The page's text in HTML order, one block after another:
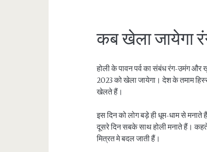
कब खेला जायेगा
होली के पावन पर्व का संबंध रंग-उमंग और
2023 को खेला जायेगा। देश के तमाम
खेलते हैं।
इस दिन को लोग बड़े ही धूम-धाम से
दूसरे दिन सबके साथ होली मनाते हैं।
मित्रत मे बदल जाती हैं।